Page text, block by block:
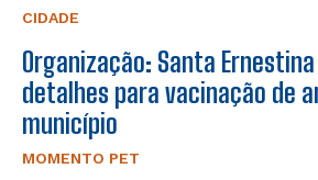
CIDADE
Organização: Santa
detalhes para vacinação de
município
MOMENTO PET